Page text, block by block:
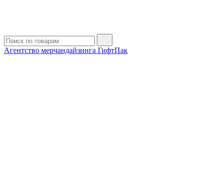
Агентство мерчандайзинга ГифтПак